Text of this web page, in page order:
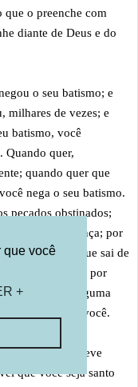
que você
+
que o preenche com
diante de Deus e do
o seu batismo; e
milhares de vezes; e
batismo, você
Quando quer,
quando quer que
nega o seu batismo.
pecados obstinados;
ou vingança; por
de praga que sai de
do Senhor; você, por
você faz alguma
ele fizesse a você.
ou não, "você deve
que você seja santo